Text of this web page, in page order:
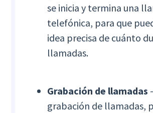
se inicia y termina una
telefónica, para que
idea precisa de cuánto
llamadas.
Grabación de llamadas
grabación de llamadas,